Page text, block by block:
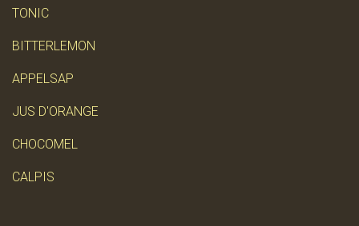
TONIC
BITTERLEMON
APPELSAP
JUS D'ORANGE
CHOCOMEL
CALPIS